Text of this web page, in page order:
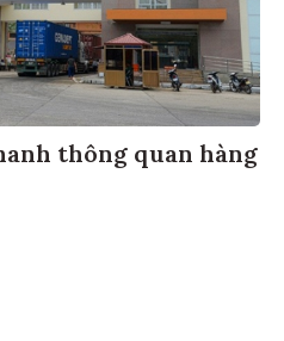
thông quan hàng